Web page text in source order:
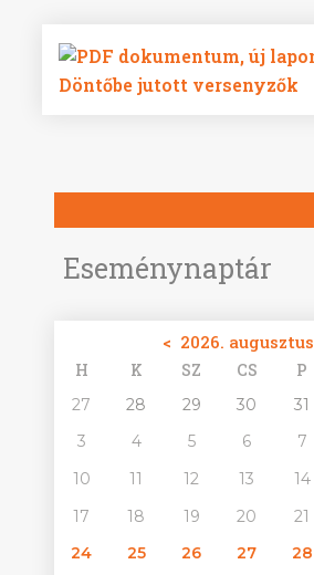
Eseménynaptár
< 2026. augusztus
H K SZ CS P
27 28 29 30 31
3
4 5 6 7
10
11 12 13 14
17
18 19 20 21
24
25 26 27 28
Döntőbe jutott versenyzők